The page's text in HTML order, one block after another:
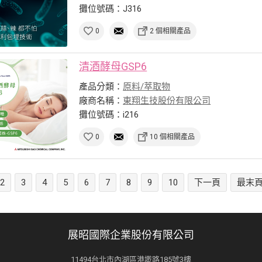
攤位號碼：J316
0 2 個相關產品
清酒酵母GSP6
產品分類： 原料/萃取物
廠商名稱： 東翔生技股份有限公司
攤位號碼：i216
0 10 個相關產品
2 3 4 5 6 7 8 9 10 下一頁 最末
展昭國際企業股份有限公司
11494台北市內湖區港墘路185號3樓